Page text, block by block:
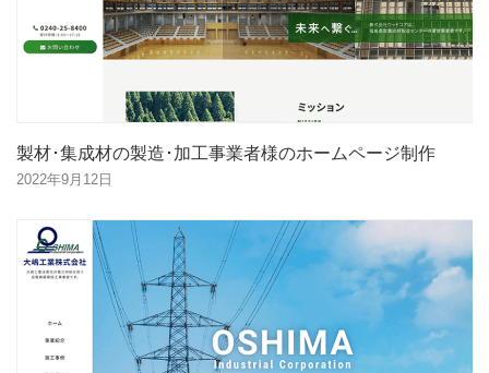
製材･集成材の製造･加工事業者様のホームページ制作
2022年9月12日